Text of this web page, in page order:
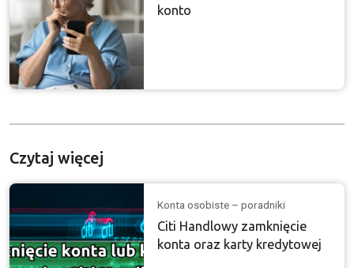
konto
Czytaj więcej
Konta osobiste – poradniki
Citi Handlowy zamknięcie
konta oraz karty kredytowej